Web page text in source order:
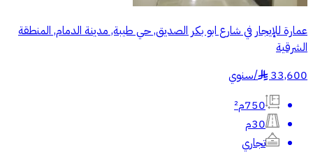
عمارة للإيجار في شارع ابو بكر الصديق, حي طيبة, مدينة الدمام, المنطقة
الشرقية
33,600
§
/سنوي
750م²
30م
تجاري